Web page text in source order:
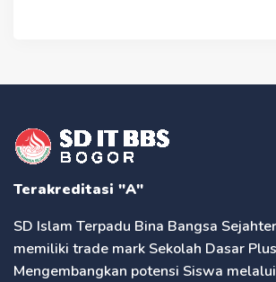
Terakreditasi "A"
SD Islam Terpadu Bina Bangsa
memiliki trade mark Sekolah Dasar
Mengembangkan potensi Siswa